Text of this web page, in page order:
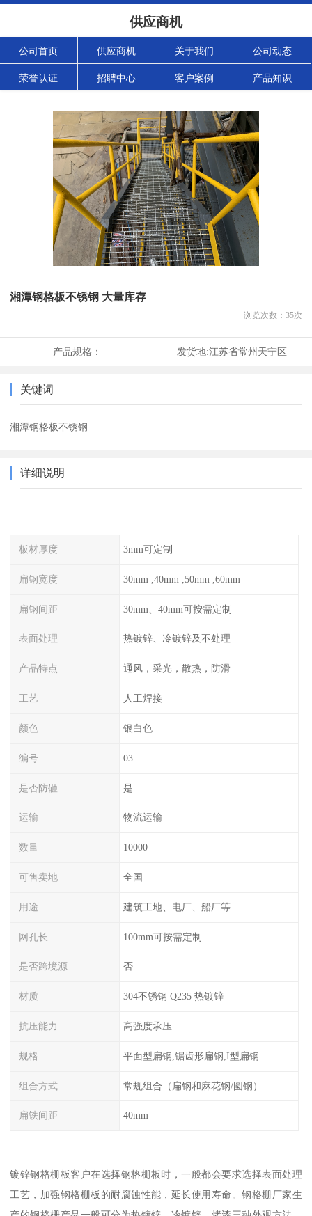
供应商机
公司首页 供应商机 关于我们 公司动态
荣誉认证 招聘中心 客户案例 产品知识
湘潭钢格板不锈钢 大量库存
浏览次数： 35次
产品规格： 发货地:江苏省常州天宁区
关键词
湘潭钢格板不锈钢
详细说明
板材厚度 3mm可定制
扁钢宽度 30mm ,40mm ,50mm ,60mm
扁钢间距 30mm、40mm可按需定制
表面处理 热镀锌、冷镀锌及不处理
产品特点 通风，采光，散热，防滑
工艺 人工焊接
颜色 银白色
编号 03
是否防砸 是
运输 物流运输
数量 10000
可售卖地 全国
用途 建筑工地、电厂、船厂等
网孔长 100mm可按需定制
是否跨境源 否
材质 304不锈钢 Q235 热镀锌
抗压能力 高强度承压
规格 平面型扁钢,锯齿形扁钢,I型扁钢
组合方式 常规组合（扁钢和麻花钢/圆钢）
扁铁间距 40mm
镀锌钢格栅板客户在选择钢格栅板时，一般都会要求选择表面处理
工艺，加强钢格栅板的耐腐蚀性能，延长使用寿命。钢格栅厂家生